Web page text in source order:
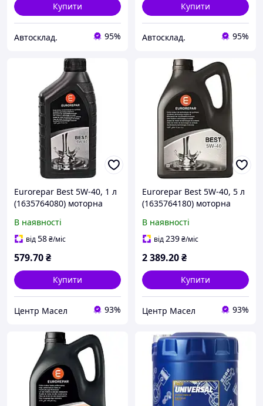
Купити
Автосклад. 95%
Купити
Автосклад. 95%
Eurorepar Best 5W-40, 1 л
(1635764080) моторна
В наявності
від58₴/міс
579.70₴
Купити
Центр Масел 93%
Eurorepar Best 5W-40, 5 л
(1635764180) моторна
В наявності
від239₴/міс
2 389.20₴
Купити
Центр Масел 93%